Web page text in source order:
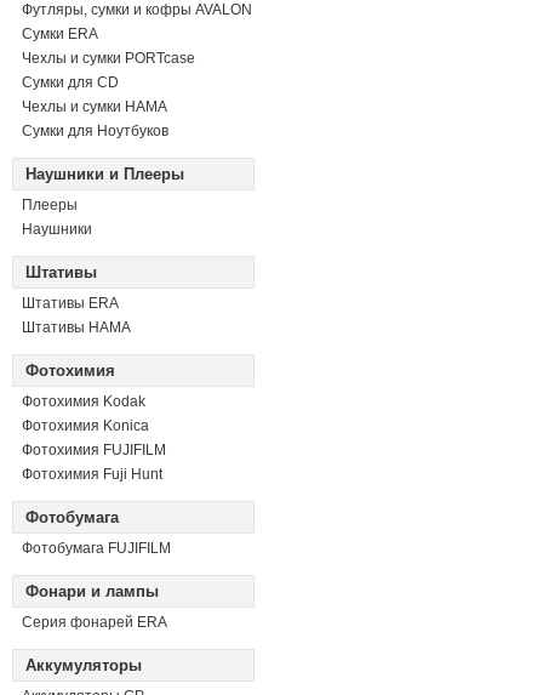
Футляры, сумки и кофры AVALON
Сумки ERA
Чехлы и сумки PORTcase
Сумки для CD
Чехлы и сумки HAMA
Сумки для Ноутбуков
Наушники и Плееры
Плееры
Наушники
Штативы
Штативы ERA
Штативы HAMA
Фотохимия
Фотохимия Kodak
Фотохимия Konica
Фотохимия FUJIFILM
Фотохимия Fuji Hunt
Фотобумага
Фотобумага FUJIFILM
Фонари и лампы
Серия фонарей ERA
Аккумуляторы